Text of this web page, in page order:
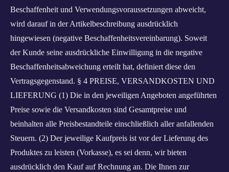
Beschaffenheit und Verwendungsvoraussetzungen abweicht,
wird darauf in der Artikelbeschreibung ausdrücklich
hingewiesen (negative Beschaffenheitsvereinbarung). Soweit
der Kunde seine ausdrückliche Einwilligung in die negative
Beschaffenheitsabweichung erteilt hat, definiert diese den
Vertragsgegenstand. § 4 PREISE, VERSANDKOSTEN UND
LIEFERUNG (1) Die in den jeweiligen Angeboten angeführten
Preise sowie die Versandkosten sind Gesamtpreise und
beinhalten alle Preisbestandteile einschließlich aller anfallenden
Steuern. (2) Der jeweilige Kaufpreis ist vor der Lieferung des
Produktes zu leisten (Vorkasse), es sei denn, wir bieten
ausdrücklich den Kauf auf Rechnung an. Die Ihnen zur